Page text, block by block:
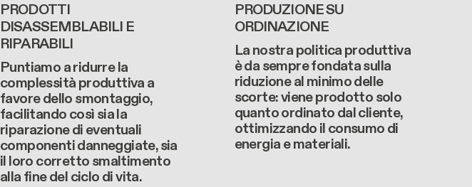
PRODOTTI
DISASSEMBLABILI E
RIPARABILI
Puntiamo a ridurre la
complessità produttiva a
favore dello smontaggio,
facilitando così sia la
riparazione di eventuali
componenti danneggiate, sia
il loro corretto smaltimento
alla fine del ciclo di vita.
PRODUZIONE SU
ORDINAZIONE
La nostra politica produttiva
è da sempre fondata sulla
riduzione al minimo delle
scorte: viene prodotto solo
quanto ordinato dal cliente,
ottimizzando il consumo di
energia e materiali.